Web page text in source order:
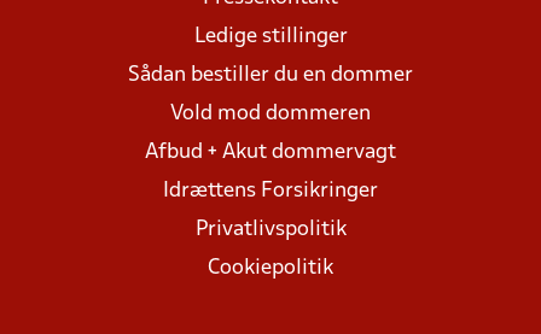
Ledige stillinger
Sådan bestiller du en dommer
Vold mod dommeren
Afbud + Akut dommervagt
Idrættens Forsikringer
Privatlivspolitik
Cookiepolitik